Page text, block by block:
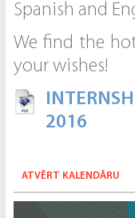
Spanish and
We find the
your wishes!
2016
ATVĒRT KALENDĀRU